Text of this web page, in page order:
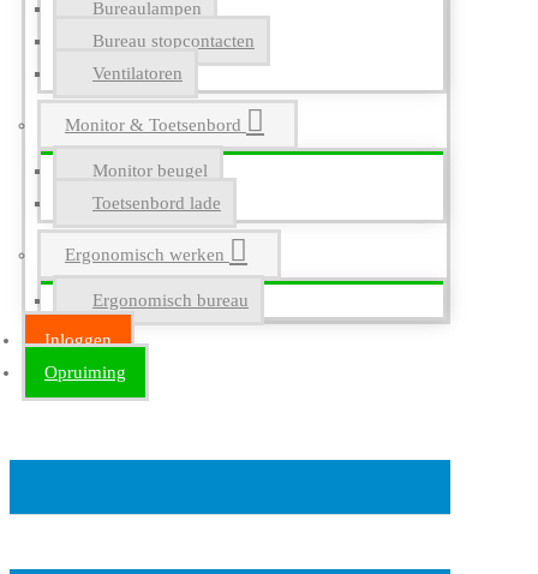
Bureaulampen
Bureau stopcontacten
Ventilatoren
Monitor & Toetsenbord
Monitor beugel
Toetsenbord lade
Ergonomisch werken
Ergonomisch bureau
Inloggen
Opruiming